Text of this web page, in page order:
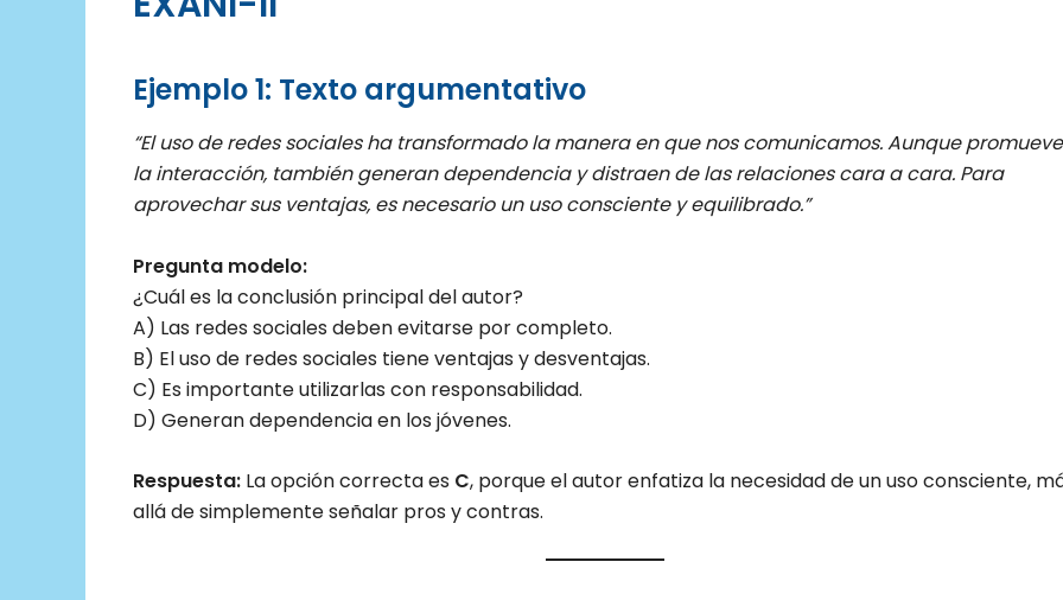
Ejemplo 1: Texto argumentativo
“El uso de redes sociales ha transformado la manera en que nos comunicamos. Aunque
la interacción, también generan dependencia y distraen de las relaciones cara a cara. Para
aprovechar sus ventajas, es necesario un uso consciente y equilibrado.”
Pregunta modelo:
¿Cuál es la conclusión principal del autor?
A) Las redes sociales deben evitarse por completo.
B) El uso de redes sociales tiene ventajas y desventajas.
C) Es importante utilizarlas con responsabilidad.
D) Generan dependencia en los jóvenes.
Respuesta: La opción correcta es C, porque el autor enfatiza la necesidad de un uso consciente,
allá de simplemente señalar pros y contras.